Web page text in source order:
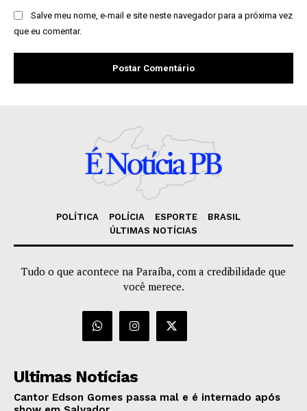
Salve meu nome, e-mail e site neste navegador para a próxima vez
que eu comentar.
POLÍTICA POLÍCIA ESPORTE
BRASIL
ÚLTIMAS NOTÍCIAS
Tudo o que acontece na Paraíba, com a credibilidade que
você merece.
Ultimas Notícias
Cantor Edson Gomes passa mal e é internado após